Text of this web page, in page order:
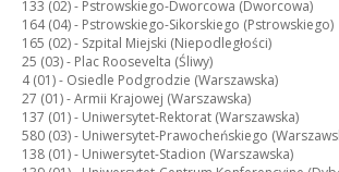
133 (02) - Pstrowskiego-Dworcowa (Dworcowa)
164 (04) - Pstrowskiego-Sikorskiego (Pstrowskiego)
165 (02) - Szpital Miejski (Niepodległości)
25 (03) - Plac Roosevelta (Śliwy)
4 (01) - Osiedle Podgrodzie (Warszawska)
27 (01) -Armii Krajowej (Warszawska)
137 (01) - Uniwersytet-Rektorat (Warszawska)
580 (03) - Uniwersytet-Prawocheńskiego
138 (01) - Uniwersytet-Stadion (Warszawska)